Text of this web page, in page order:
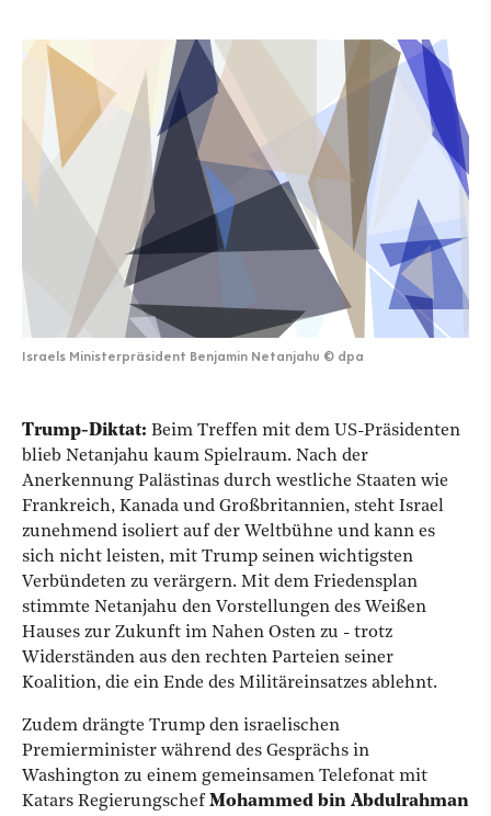
Israels Ministerpräsident Benjamin Netanjahu © dpa
Trump-Diktat: Beim Treffen mit dem US-Präsidenten
blieb Netanjahu kaum Spielraum. Nach der
Anerkennung Palästinas durch westliche Staaten wie
Frankreich, Kanada und Großbritannien, steht Israel
zunehmend isoliert auf der Weltbühne und kann es
sich nicht leisten, mit Trump seinen wichtigsten
Verbündeten zu verärgern. Mit dem Friedensplan
stimmte Netanjahu den Vorstellungen des Weißen
Hauses zur Zukunft im Nahen Osten zu - trotz
Widerständen aus den rechten Parteien seiner
Koalition, die ein Ende des Militäreinsatzes ablehnt.
Zudem drängte Trump den israelischen
Premierminister während des Gesprächs in
Washington zu einem gemeinsamen Telefonat mit
Katars Regierungschef Mohammed bin Abdulrahman